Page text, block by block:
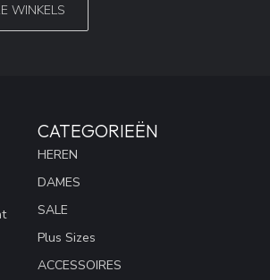
WINKELS
CATEGORIEËN
HEREN
DAMES
SALE
Plus Sizes
ACCESSOIRES